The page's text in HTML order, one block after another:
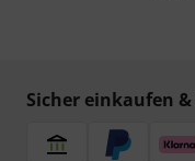
Sicher einkaufen